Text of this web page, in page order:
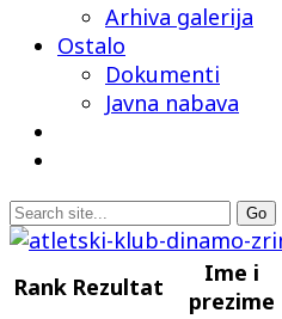
Arhiva galerija
Ostalo
Dokumenti
Javna nabava
Rank Rezultat
Ime i
prezime